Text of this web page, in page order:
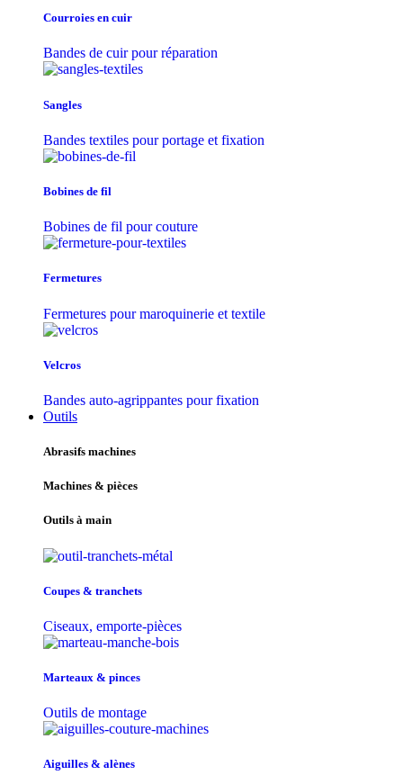
Courroies en cuir
Bandes de cuir pour réparation
Sangles
Bandes textiles pour portage et fixation
Bobines de fil
Bobines de fil pour couture
Fermetures
Fermetures pour maroquinerie et textile
Velcros
Bandes auto-agrippantes pour fixation
Outils
Abrasifs machines
Machines & pièces
Outils à main
Coupes & tranchets
Ciseaux, emporte-pièces
Marteaux & pinces
Outils de montage
Aiguilles & alènes